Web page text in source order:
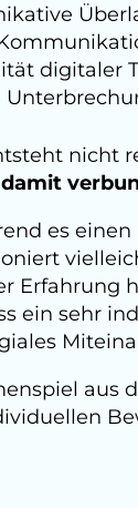
digitaler
nicht
es
Erfahrung
ein sehr
aus